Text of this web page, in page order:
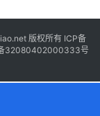
版权所有 ICP备
32080402000333号